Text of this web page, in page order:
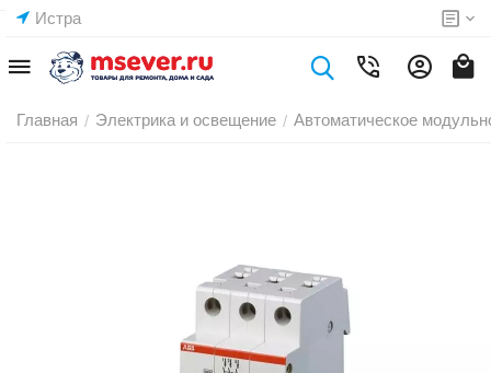
Истра
Главная / Электрика и освещение / Автоматическое